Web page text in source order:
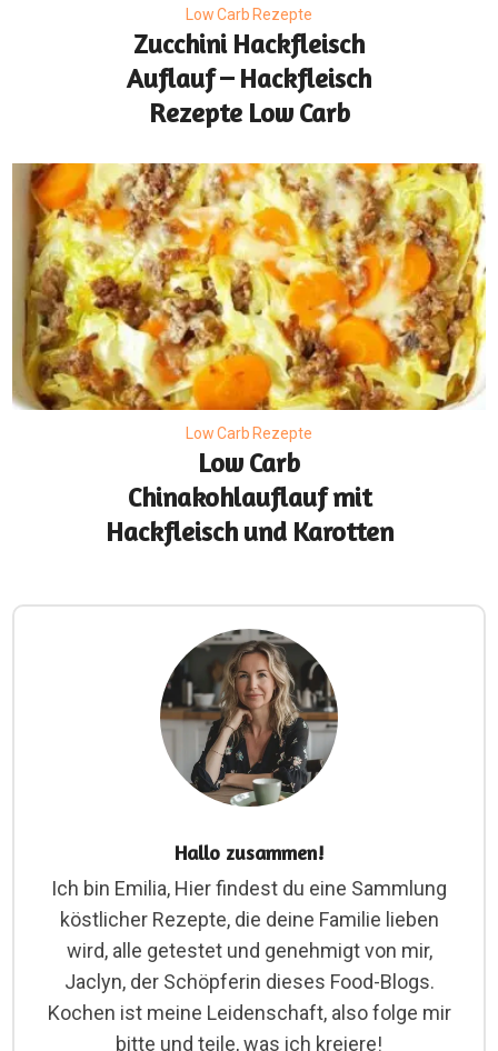
Low Carb Rezepte
Zucchini Hackfleisch
Auflauf – Hackfleisch
Rezepte Low Carb
Low Carb Rezepte
Low Carb
Chinakohlauflauf mit
Hackfleisch und Karotten
Hallo zusammen!
Ich bin Emilia, Hier findest du eine Sammlung
köstlicher Rezepte, die deine Familie lieben
wird, alle getestet und genehmigt von mir,
Jaclyn, der Schöpferin dieses Food-Blogs.
Kochen ist meine Leidenschaft, also folge mir
bitte und teile, was ich kreiere!